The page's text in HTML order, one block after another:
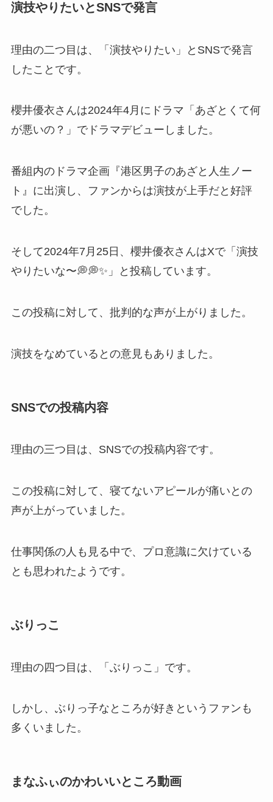
演技やりたいとSNSで発言
理由の二つ目は、「演技やりたい」とSNSで発言
したことです。
櫻井優衣さんは2024年4月にドラマ「あざとくて何
が悪いの？」でドラマデビューしました。
番組内のドラマ企画『港区男子のあざと人生ノー
ト』に出演し、ファンからは演技が上手だと好評
でした。
そして2024年7月25日、櫻井優衣さんはXで「演技
やりたいな〜💭💭✨」と投稿しています。
この投稿に対して、批判的な声が上がりました。
演技をなめているとの意見もありました。
SNSでの投稿内容
理由の三つ目は、SNSでの投稿内容です。
この投稿に対して、寝てないアピールが痛いとの
声が上がっていました。
仕事関係の人も見る中で、プロ意識に欠けている
とも思われたようです。
ぶりっこ
理由の四つ目は、「ぶりっこ」です。
しかし、ぶりっ子なところが好きというファンも
多くいました。
まなふぃのかわいいところ動画